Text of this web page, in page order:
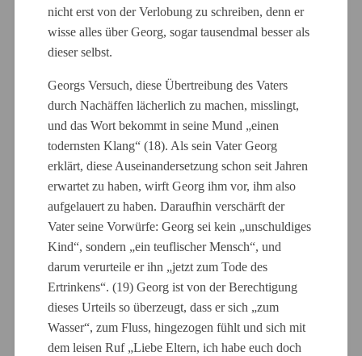
nicht erst von der Verlobung zu schreiben, denn er
wisse alles über Georg, sogar tausendmal besser als
dieser selbst.
Georgs Versuch, diese Übertreibung des Vaters
durch Nachäffen lächerlich zu machen, misslingt,
und das Wort bekommt in seine Mund „einen
todernsten Klang“ (18). Als sein Vater Georg
erklärt, diese Auseinandersetzung schon seit Jahren
erwartet zu haben, wirft Georg ihm vor, ihm also
aufgelauert zu haben. Daraufhin verschärft der
Vater seine Vorwürfe: Georg sei kein „unschuldiges
Kind“, sondern „ein teuflischer Mensch“, und
darum verurteile er ihn „jetzt zum Tode des
Ertrinkens“. (19) Georg ist von der Berechtigung
dieses Urteils so überzeugt, dass er sich „zum
Wasser“, zum Fluss, hingezogen fühlt und sich mit
dem leisen Ruf „Liebe Eltern, ich habe euch doch